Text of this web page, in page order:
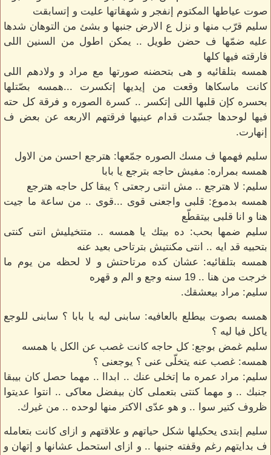
صوت عياطها المكتوم إنفجر و شهقاتها عليت و إتسابقت
سليم قرّب منها و نزل ع الارض جنبها و بشئ من التوهان شدها
عليه ضمّها ف حضن طويل .. يمكن اطول من السنين اللى
فارقته فيها كلها
همسه بتلقائيه و هى بتحضنه صورتها مع مراد و ولادهم اللى
كانت ماسكاها وقعت من إيديها إتكسرت ...همسه بصّتلها
بحسره كإن قلبها اللى إتكسر .. كسرة الصوره و فرقة كل حته
فيها لوحدها جسّدت قدام عينيها فرقتهم الاربعه عن بعض ف
إنهارت.
سليم فهمها ف مسك الصوره جمّعها: هترجع احسن من الاول
همسه بمراره: مفيش حاجه بترجع يا بابا
سليم: لا هترجع .. مش انتى رجعتى ؟ يبقا كل حاجه هترجع
همسه بدموع: قلبى واجعنى قوى ...قوى .. من ساعة ما جيت
هنا و انا قلبى بيتقطّع
سليم ضمها بحب: ده بيتك يا همسه .. متتخيليش انتى كنتى
بتحبيه قد ايه .. انتى مكنتيش بترتاحى بعيد عنه
همسه بتلقائيه: عشان كده مرتاحتش و لا لحظه من يوم ما
خرجت من هنا .. 19 سنه وجع و الم و قهره
سليم: مراد بيعشقك.
همسه بصوت بيطلع بالعافيه: سابنى ليه يا بابا ؟ سابنى للوجع
ياكل فيا ليه ؟
سليم غمض بوجع: كل حاجه كانت غصب عن الكل يا همسه
همسه: غصب عنه يتخلّى عنى ؟ يوجعنى ؟
سليم: مراد عمره ما إتخلى عنك .. ابداا .. مهما حصل كان بيبقا
جنبك .. و مهما كنتى بتعملى كان بيفضل معاكى .. انتوا عديتوا
ظروف كتير سوا .. و هو عدّى الاكتر منها لوحده .. من غيرك.
سليم إبتدى يحكيلها شكل حياتهم و علاقتهم و ازاى كانت بتعامله
ف بدايتهم رغم وقفته جنبها .. و ازاى استحمل عشانها و إتهان و